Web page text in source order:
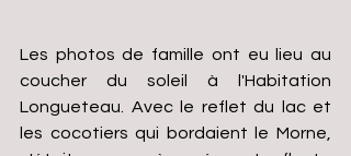
Les photos de famille ont eu lieu au
coucher du soleil à l'Habitation
Longueteau. Avec le reflet du lac et
les cocotiers qui bordaient le Morne,